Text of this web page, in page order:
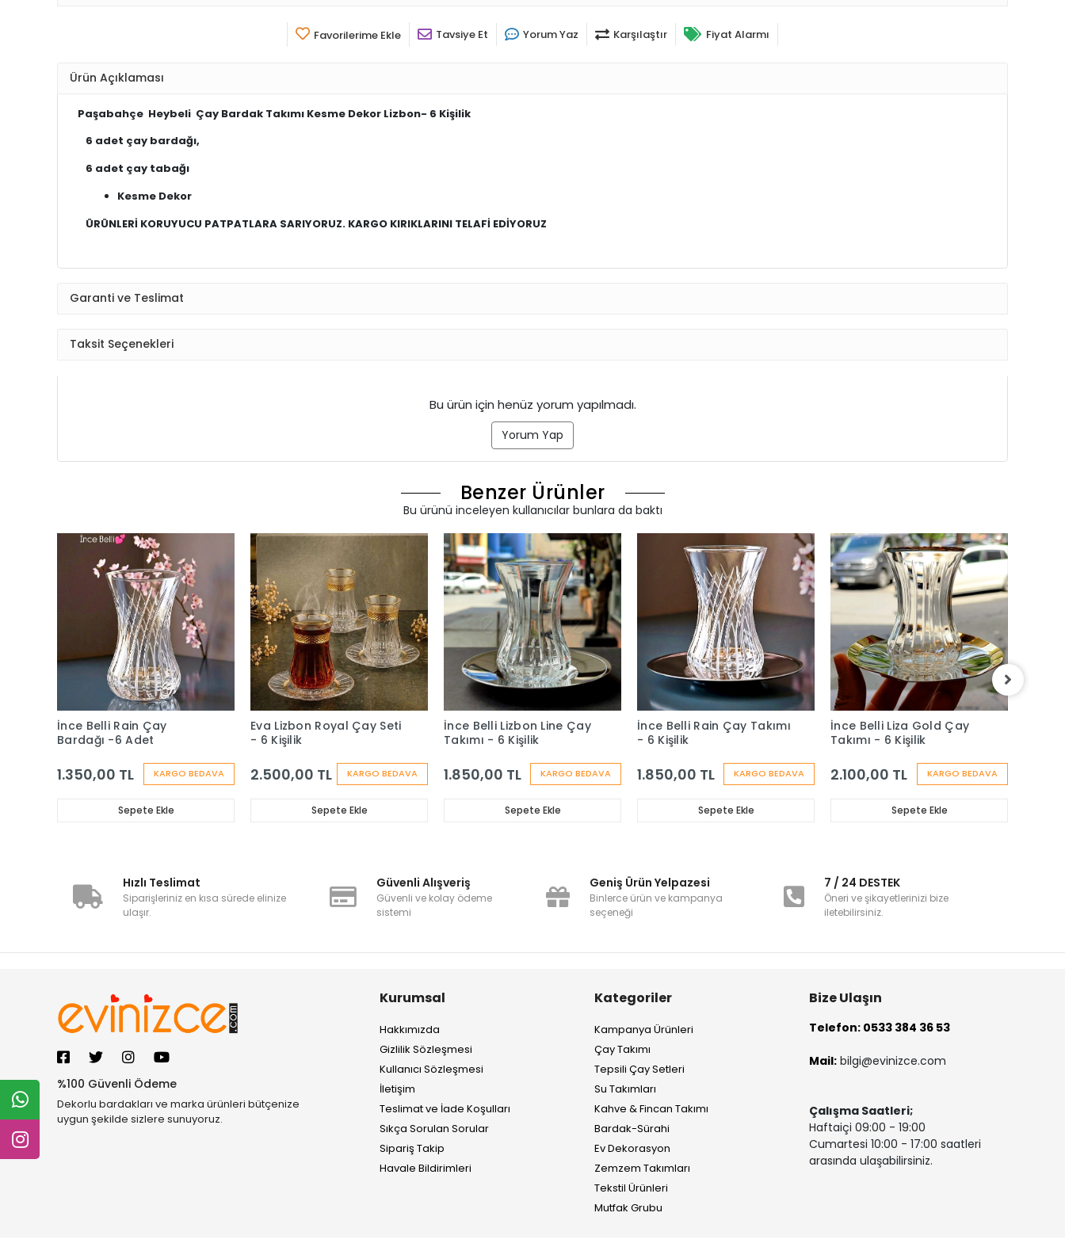
Favorilerime Ekle Tavsiye Et Yorum Yaz Karşılaştır Fiyat Alarmı
Ürün Açıklaması
Paşabahçe Heybeli Çay Bardak Takımı Kesme Dekor Lizbon- 6 Kişilik
6 adet çay bardağı,
6 adet çay tabağı
Kesme Dekor
ÜRÜNLERİ KORUYUCU PATPATLARA SARIYORUZ. KARGO KIRIKLARINI TELAFİ EDİYORUZ
Garanti ve Teslimat
Taksit Seçenekleri
Bu ürün için henüz yorum yapılmadı.
Yorum Yap
Benzer Ürünler
Bu ürünü inceleyen kullanıcılar bunlara da baktı
KARGO BEDAVA
İnce Belli Rain Çay
Bardağı -6 Adet
1.350,00 TL
Sepete Ekle
KARGO BEDAVA
Eva Lizbon Royal Çay Seti
- 6 Kişilik
2.500,00 TL
Sepete Ekle
KARGO BEDAVA
İnce Belli Lizbon Line Çay
Takımı - 6 Kişilik
1.850,00 TL
Sepete Ekle
KARGO BEDAVA
İnce Belli Rain Çay Takımı
- 6 Kişilik
1.850,00 TL
Sepete Ekle
KARGO BEDAVA
İnce Belli Liza Gold Çay
Takımı - 6 Kişilik
2.100,00 TL
Sepete Ekle
Hızlı Teslimat
Siparişleriniz en kısa sürede elinize
ulaşır.
Güvenli Alışveriş
Güvenli ve kolay ödeme
sistemi
Geniş Ürün Yelpazesi
Binlerce ürün ve kampanya
seçeneği
7 / 24 DESTEK
Öneri ve şikayetlerinizi bize
iletebilirsiniz.
%100 Güvenli Ödeme
Dekorlu bardakları ve marka ürünleri bütçenize
uygun şekilde sizlere sunuyoruz.
Kurumsal
Hakkımızda
Gizlilik Sözleşmesi
Kullanıcı Sözleşmesi
İletişim
Teslimat ve İade Koşulları
Sıkça Sorulan Sorular
Sipariş Takip
Havale Bildirimleri
Kategoriler
Kampanya Ürünleri
Çay Takımı
Tepsili Çay Setleri
Su Takımları
Kahve & Fincan Takımı
Bardak-Sürahi
Ev Dekorasyon
Zemzem Takımları
Tekstil Ürünleri
Mutfak Grubu
Bize Ulaşın
Telefon: 0533 384 36 53
Mail: bilgi@evinizce.com
Çalışma Saatleri;
Haftaiçi 09:00 - 19:00
Cumartesi 10:00 - 17:00 saatleri
arasında ulaşabilirsiniz.